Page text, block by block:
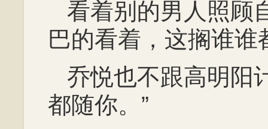
看着别的男人照顾
巴的看着，这搁谁谁
乔悦也不跟高明阳
都随你。”